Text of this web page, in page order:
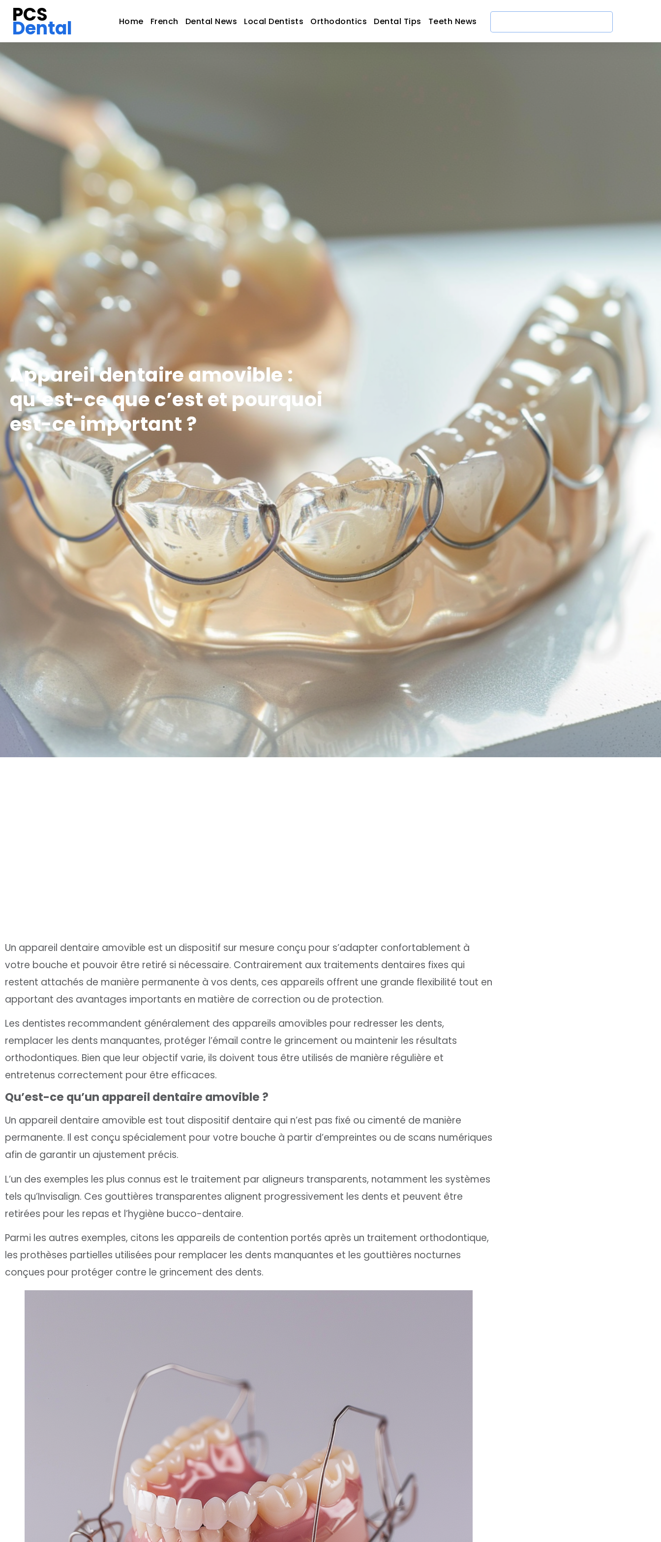
PCS
Dental Home French Dental News Local Dentists Orthodontics Dental Tips Teeth News
Appareil dentaire amovible :
qu’est-ce que c’est et pourquoi
est-ce important ?
Un appareil dentaire amovible est un dispositif sur mesure conçu pour s’adapter confortablement à
votre bouche et pouvoir être retiré si nécessaire. Contrairement aux traitements dentaires fixes qui
restent attachés de manière permanente à vos dents, ces appareils offrent une grande flexibilité tout en
apportant des avantages importants en matière de correction ou de protection.
Les dentistes recommandent généralement des appareils amovibles pour redresser les dents,
remplacer les dents manquantes, protéger l’émail contre le grincement ou maintenir les résultats
orthodontiques. Bien que leur objectif varie, ils doivent tous être utilisés de manière régulière et
entretenus correctement pour être efficaces.
Qu’est-ce qu’un appareil dentaire amovible ?
Un appareil dentaire amovible est tout dispositif dentaire qui n’est pas fixé ou cimenté de manière
permanente. Il est conçu spécialement pour votre bouche à partir d’empreintes ou de scans numériques
afin de garantir un ajustement précis.
L’un des exemples les plus connus est le traitement par aligneurs transparents, notamment les systèmes
tels qu’Invisalign. Ces gouttières transparentes alignent progressivement les dents et peuvent être
retirées pour les repas et l’hygiène bucco-dentaire.
Parmi les autres exemples, citons les appareils de contention portés après un traitement orthodontique,
les prothèses partielles utilisées pour remplacer les dents manquantes et les gouttières nocturnes
conçues pour protéger contre le grincement des dents.